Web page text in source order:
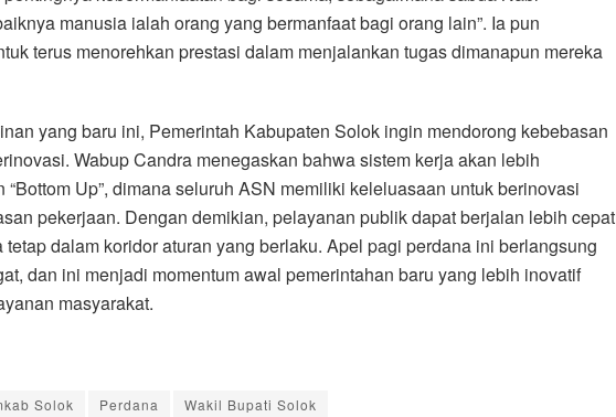
manusia ialah orang yang bermanfaat bagi orang lain”. Ia pun
terus menorehkan prestasi dalam menjalankan tugas dimanapun mereka
yang baru ini, Pemerintah Kabupaten Solok ingin mendorong kebebasan
Wabup Candra menegaskan bahwa sistem kerja akan lebih
Up”, dimana seluruh ASN memiliki keleluasaan untuk berinovasi
pekerjaan. Dengan demikian, pelayanan publik dapat berjalan lebih cepat
dalam koridor aturan yang berlaku. Apel pagi perdana ini berlangsung
dan ini menjadi momentum awal pemerintahan baru yang lebih inovatif
masyarakat.
Solok Perdana Wakil Bupati Solok